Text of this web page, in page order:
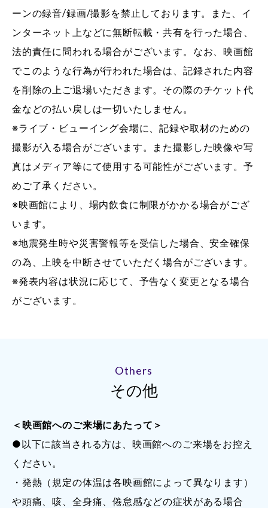
ーンの録音/録画/撮影を禁止しております。また、イ
ンターネット上などに無断転載・共有を行った場合、
法的責任に問われる場合がございます。なお、映画館
でこのような行為が行われた場合は、記録された内容
を削除の上ご退場いただきます。その際のチケット代
金などの払い戻しは一切いたしません。
※ライブ・ビューイング会場に、記録や取材のための
撮影が入る場合がございます。また撮影した映像や写
真はメディア等にて使用する可能性がございます。予
めご了承ください。
※映画館により、場内飲食に制限がかかる場合がござ
います。
※地震発生時や災害警報等を受信した場合、安全確保
の為、上映を中断させていただく場合がございます。
※発表内容は状況に応じて、予告なく変更となる場合
がございます。
Others
その他
＜映画館へのご来場にあたって＞
●以下に該当される方は、映画館へのご来場をお控え
ください。
・発熱（規定の体温は各映画館によって異なります）
や頭痛、咳、全身痛、倦怠感などの症状がある場合